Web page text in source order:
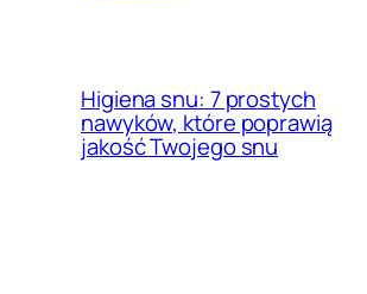
Higiena snu: 7 prostych
nawyków, które poprawią
jakość Twojego snu